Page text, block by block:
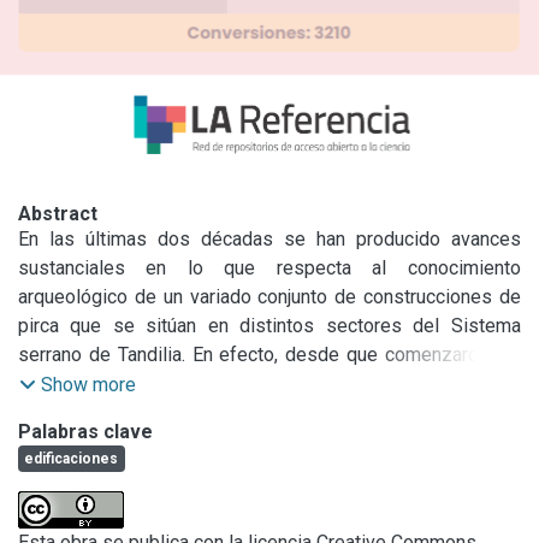
Abstract
En las últimas dos décadas se han producido avances
sustanciales en lo que respecta al conocimiento
arqueológico de un variado conjunto de construcciones de
pirca que se sitúan en distintos sectores del Sistema
serrano de Tandilia. En efecto, desde que comenzaron las
investigaciones arqueológicas e históricas, un número cada
localizado, georeferenciado y relevado planimétricamente.
En algunos de ellos se han hecho sondeos y, en unos
pocos casos, se desarrollaron excavaciones más
extensas. De este modo, en la actualidad se cuenta con un
Show more
Palabras clave
edificaciones